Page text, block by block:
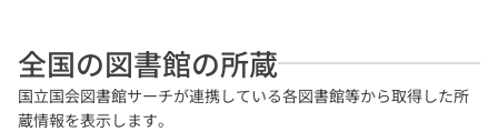
全国の図書館の所蔵
国立国会図書館サーチが連携している各図書館等から取得した所
蔵情報を表示します。